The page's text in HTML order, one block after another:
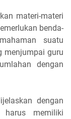
materi-materi
benda-
suatu
menjumpai guru
dengan
dengan
memiliki